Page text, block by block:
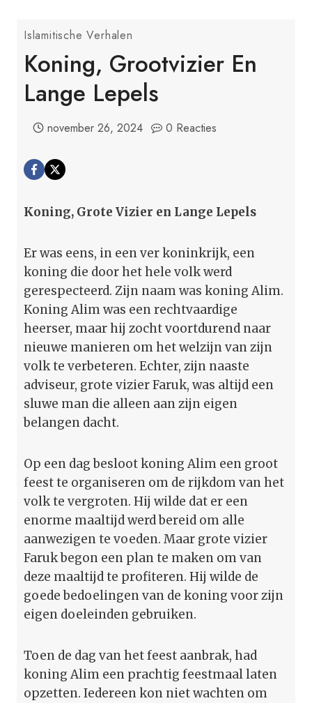
Islamitische Verhalen
Koning, Grootvizier En
Lange Lepels
november 26, 2024 0 Reacties
Koning, Grote Vizier en Lange Lepels
Er was eens, in een ver koninkrijk, een
koning die door het hele volk werd
gerespecteerd. Zijn naam was koning Alim.
Koning Alim was een rechtvaardige
heerser, maar hij zocht voortdurend naar
nieuwe manieren om het welzijn van zijn
volk te verbeteren. Echter, zijn naaste
adviseur, grote vizier Faruk, was altijd een
sluwe man die alleen aan zijn eigen
belangen dacht.
Op een dag besloot koning Alim een groot
feest te organiseren om de rijkdom van het
volk te vergroten. Hij wilde dat er een
enorme maaltijd werd bereid om alle
aanwezigen te voeden. Maar grote vizier
Faruk begon een plan te maken om van
deze maaltijd te profiteren. Hij wilde de
goede bedoelingen van de koning voor zijn
eigen doeleinden gebruiken.
Toen de dag van het feest aanbrak, had
koning Alim een prachtig feestmaal laten
opzetten. Iedereen kon niet wachten om